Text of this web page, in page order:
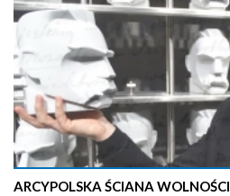
ARCYPOLSKA ŚCIANA WOLNOŚCI